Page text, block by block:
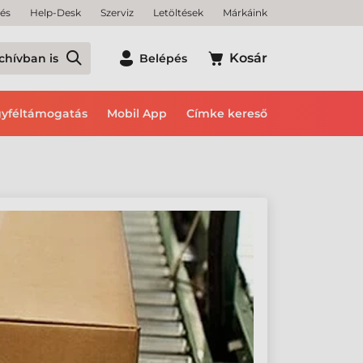
Help-Desk Szerviz Letöltések Márkáink
is Belépés Kosár
Mobil App Címke kereső